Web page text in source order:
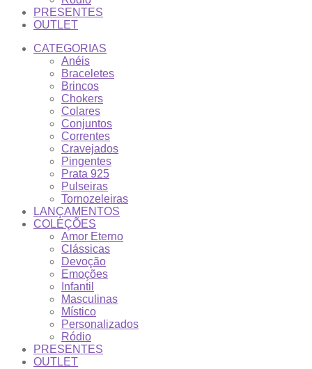
PRESENTES
OUTLET
CATEGORIAS
Anéis
Braceletes
Brincos
Chokers
Colares
Conjuntos
Correntes
Cravejados
Pingentes
Prata 925
Pulseiras
Tornozeleiras
LANÇAMENTOS
COLEÇÕES
Amor Eterno
Clássicas
Devoção
Emoções
Infantil
Masculinas
Místico
Personalizados
Ródio
PRESENTES
OUTLET